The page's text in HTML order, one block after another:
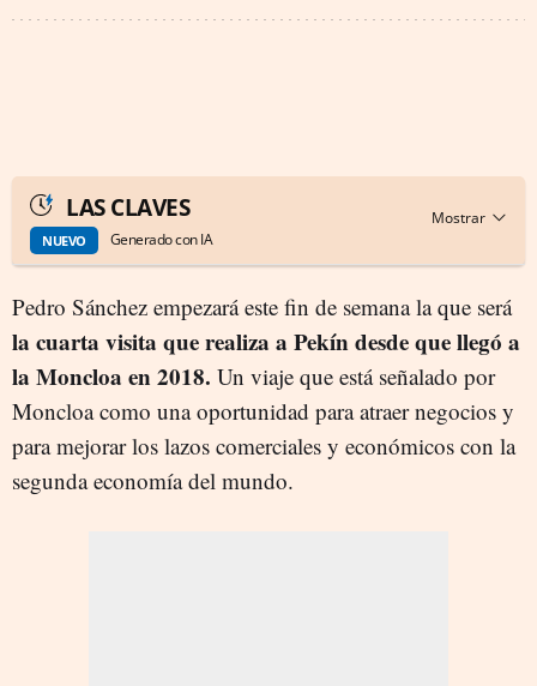
LAS CLAVES
NUEVO Generado con IA
Pedro Sánchez empezará este fin de semana la que será
la cuarta visita que realiza a Pekín desde que llegó a
la Moncloa en 2018. Un viaje que está señalado por
Moncloa como una oportunidad para atraer negocios y
para mejorar los lazos comerciales y económicos con la
segunda economía del mundo.